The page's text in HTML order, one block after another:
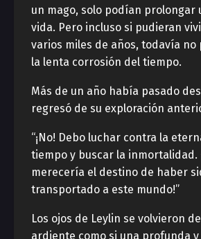
un mago, solo podían prolongar
vida. Pero incluso si pudieran
varios miles de años, todavía
la lenta corrosión del tiempo.
Más de un año había pasado
regresó de su exploración
“¡No! Debo luchar contra la
tiempo y buscar la inmortalidad.
merecería el destino de haber
transportado a este mundo!”
Los ojos de Leylin se volvieron
ardiente como si una profunda